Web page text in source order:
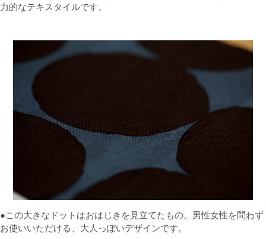
力的なテキスタイルです。
●この大きなドットはおはじきを見立てたもの。男性女性を問わず
お使いいただける、大人っぽいデザインです。